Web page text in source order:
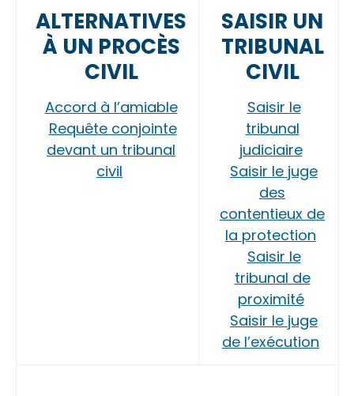
ALTERNATIVES
À UN PROCÈS
CIVIL
Accord à l’amiable
Requête conjointe
devant un tribunal
civil
SAISIR UN
TRIBUNAL
CIVIL
Saisir le
tribunal
judiciaire
Saisir le juge
des
contentieux de
la protection
Saisir le
tribunal de
proximité
Saisir le juge
de l’exécution